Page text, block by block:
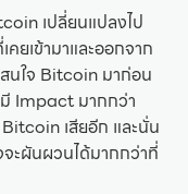
เปลี่ยนแปลงไป
ยเข้ามาและออกจาก
สนใจ Bitcoin มาก่อน
มี Impact มากกว่า
เสียอีก และนั่น
ะผันผวนได้มากกว่าที่